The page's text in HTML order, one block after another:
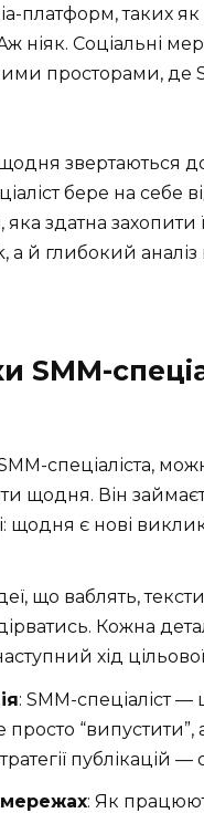
платформ, таких
ніяк. Соціальні
просторами, де
звертаються
бере на
яка здатна
й глибокий аналіз
SMM-
спеціаліста,
щодня. Він
щодня є нові
що ваблять,
Кожна
хід цільової
: SMM-спеціаліст
“випустити”,
публікацій
мережах: Як